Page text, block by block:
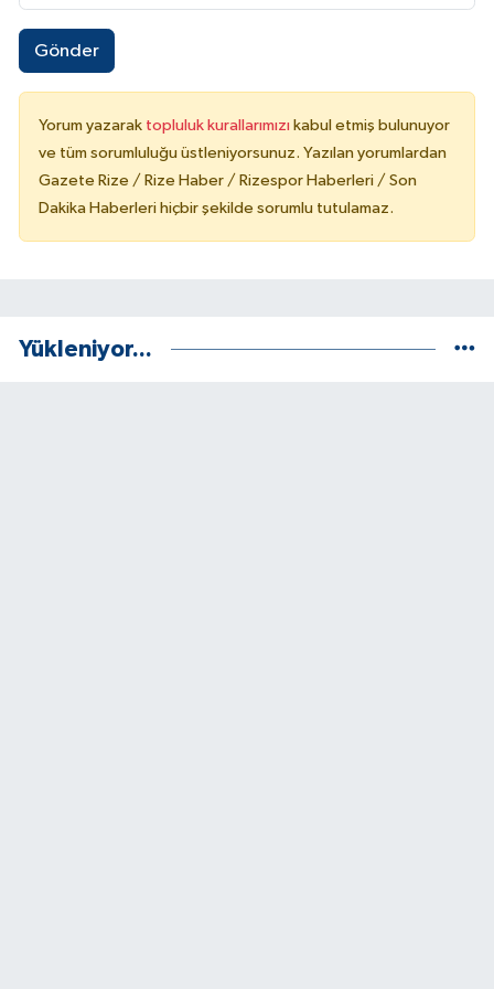
Gönder
Yorum yazarak topluluk kurallarımızı kabul etmiş bulunuyor
ve tüm sorumluluğu üstleniyorsunuz. Yazılan yorumlardan
Gazete Rize / Rize Haber / Rizespor Haberleri / Son
Dakika Haberleri hiçbir şekilde sorumlu tutulamaz.
Yükleniyor...